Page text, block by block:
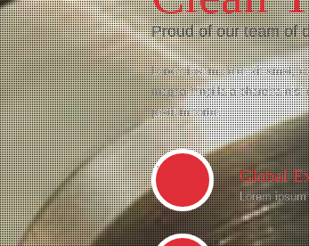
Proud of our team of
Lorem ipsum dolor sit amet,
magna fringilla a pharetra
pretium tortor.
.
Global
Lorem